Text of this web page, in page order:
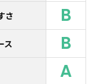
さ B
ス B
A